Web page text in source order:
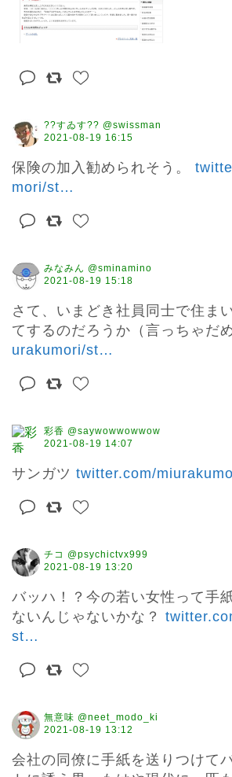
??すゐす?? @swissman
2021-08-19 16:15
保険の加入勧められそう。
mori/st…
みなみん @sminamino
2021-08-19 15:18
さて、いまどき社員同士で住ま
てするのだろうか（言っちゃだ
urakumori/st…
彩香 @saywowwowwow
2021-08-19 14:07
サンガツ twitter.com/
チコ @psychictvx999
2021-08-19 13:20
バッハ！？今の若い女性って手
ないんじゃないかな？
st…
無意味 @neet_modo_ki
2021-08-19 13:12
会社の同僚に手紙を送りつけて